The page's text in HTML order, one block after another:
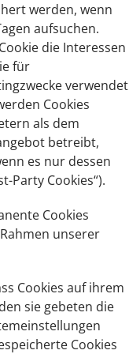
werden, wenn
aufsuchen.
die Interessen
für
verwendet
Cookies
als dem
betreibt,
es nur dessen
Party Cookies“).
Cookies
unserer
Cookies auf ihrem
sie gebeten die
Cookies